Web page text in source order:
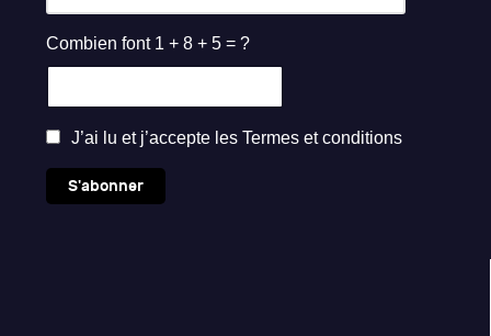
Combien font 1 + 8 + 5 = ?
J’ai lu et j’accepte les Termes et conditions
S'abonner